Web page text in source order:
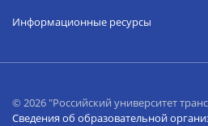
Информационные ресурсы
© 2026 "Российский университет
Сведения об образовательной